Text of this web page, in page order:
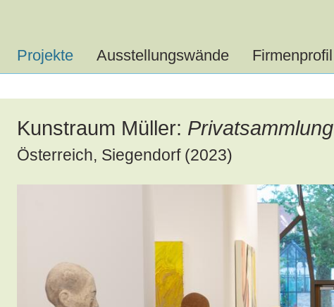
Projekte Ausstellungswände Firmenprofil
Kunstraum Müller: Privatsammlung
Österreich, Siegendorf (2023)